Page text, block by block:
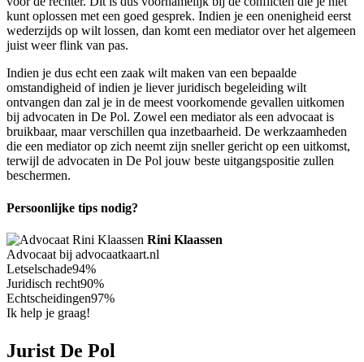
kunt oplossen met een goed gesprek. Indien je een onenigheid eerst
wederzijds op wilt lossen, dan komt een mediator over het algemeen
juist weer flink van pas.
Indien je dus echt een zaak wilt maken van een bepaalde
omstandigheid of indien je liever juridisch begeleiding wilt
ontvangen dan zal je in de meest voorkomende gevallen uitkomen
bij advocaten in De Pol. Zowel een mediator als een advocaat is
bruikbaar, maar verschillen qua inzetbaarheid. De werkzaamheden
die een mediator op zich neemt zijn sneller gericht op een uitkomst,
terwijl de advocaten in De Pol jouw beste uitgangspositie zullen
beschermen.
Persoonlijke tips nodig?
Rini Klaassen
Advocaat bij advocaatkaart.nl
Letselschade94%
Juridisch recht90%
Echtscheidingen97%
Ik help je graag!
Jurist De Pol